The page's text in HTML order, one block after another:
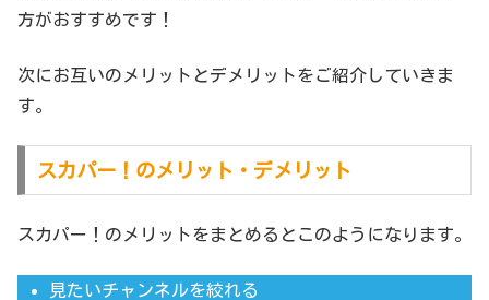
方がおすすめです！
次にお互いのメリットとデメリットをご紹介していきま
す。
スカパー！のメリット・デメリット
スカパー！のメリットをまとめるとこのようになります。
見たいチャンネルを絞れる